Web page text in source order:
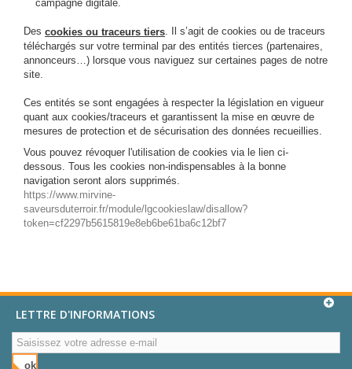
campagne digitale.
Des cookies ou traceurs tiers. Il s’agit de cookies ou de traceurs
téléchargés sur votre terminal par des entités tierces (partenaires,
annonceurs…) lorsque vous naviguez sur certaines pages de notre
site.
Ces entités se sont engagées à respecter la législation en vigueur
quant aux cookies/traceurs et garantissent la mise en œuvre de
mesures de protection et de sécurisation des données recueillies.
Vous pouvez révoquer l'utilisation de cookies via le lien ci-
dessous. Tous les cookies non-indispensables à la bonne
navigation seront alors supprimés.
https://www.mirvine-
saveursduterroir.fr/module/lgcookieslaw/disallow?
token=cf2297b5615819e8eb6be61ba6c12bf7
LETTRE D'INFORMATIONS
ok